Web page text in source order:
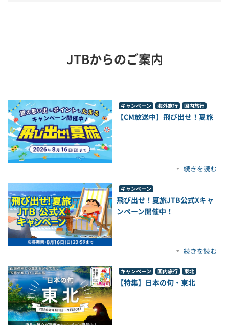
JTBからのご案内
キャンペーン 海外旅行 国内旅行
【CM放送中】飛び出せ！夏旅
続きを読む
キャンペーン
飛び出せ！夏旅JTB公式Xキャ
ンペーン開催中！
続きを読む
キャンペーン 国内旅行 東北
【特集】日本の旬・東北